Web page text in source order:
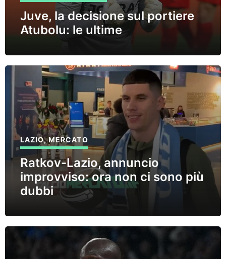
Juve, la decisione sul portiere
Atubolu: le ultime
LAZIO,MERCATO
Ratkov-Lazio, annuncio
improvviso: ora non ci sono più
dubbi